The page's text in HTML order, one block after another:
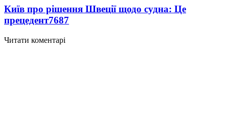
Київ про рішення Швеції щодо судна: Це
прецедент7687
Читати коментарі